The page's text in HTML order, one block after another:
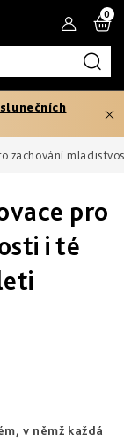
slunečních
zachování
pro
i té
v němž každá